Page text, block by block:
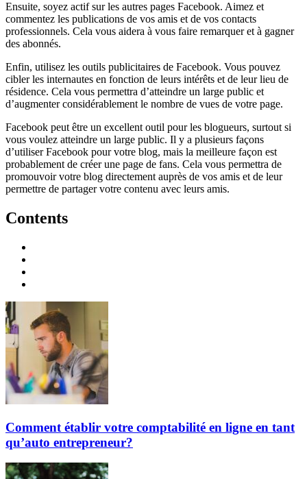
Ensuite, soyez actif sur les autres pages Facebook. Aimez et
commentez les publications de vos amis et de vos contacts
professionnels. Cela vous aidera à vous faire remarquer et à gagner
des abonnés.
Enfin, utilisez les outils publicitaires de Facebook. Vous pouvez
cibler les internautes en fonction de leurs intérêts et de leur lieu de
résidence. Cela vous permettra d’atteindre un large public et
d’augmenter considérablement le nombre de vues de votre page.
Facebook peut être un excellent outil pour les blogueurs, surtout si
vous voulez atteindre un large public. Il y a plusieurs façons
d’utiliser Facebook pour votre blog, mais la meilleure façon est
probablement de créer une page de fans. Cela vous permettra de
promouvoir votre blog directement auprès de vos amis et de leur
permettre de partager votre contenu avec leurs amis.
Contents
Comment établir votre comptabilité en ligne en tant
qu’auto entrepreneur?